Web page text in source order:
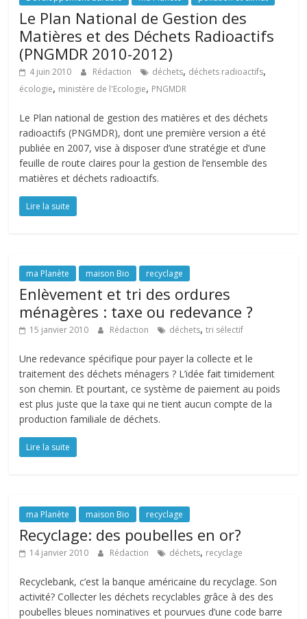
Le Plan National de Gestion des
Matières et des Déchets Radioactifs
(PNGMDR 2010-2012)
4 juin 2010 Rédaction déchets, déchets radioactifs,
écologie, ministère de l'Ecologie, PNGMDR
Le Plan national de gestion des matières et des déchets
radioactifs (PNGMDR), dont une première version a été
publiée en 2007, vise à disposer d’une stratégie et d’une
feuille de route claires pour la gestion de l’ensemble des
matières et déchets radioactifs.
Lire la suite
ma Planète maison Bio recyclage
Enlèvement et tri des ordures
ménagères : taxe ou redevance ?
15 janvier 2010 Rédaction déchets,tri sélectif
Une redevance spécifique pour payer la collecte et le
traitement des déchets ménagers ? L’idée fait timidement
son chemin. Et pourtant, ce système de paiement au poids
est plus juste que la taxe qui ne tient aucun compte de la
production familiale de déchets.
Lire la suite
ma Planète maison Bio recyclage
Recyclage: des poubelles en or?
14 janvier 2010 Rédaction déchets, recyclage
Recyclebank, c’est la banque américaine du recyclage. Son
activité? Collecter les déchets recyclables grâce à des des
poubelles bleues nominatives et pourvues d’une code barre